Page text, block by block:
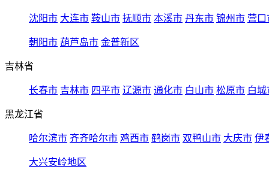
沈阳市 大连市 鞍山市 抚顺市 本溪市 丹东市 锦州市 营口
朝阳市 葫芦岛市 金普新区
吉林省
长春市 吉林市 四平市 辽源市 通化市 白山市 松原市 白城
黑龙江省
哈尔滨市 齐齐哈尔市 鸡西市 鹤岗市 双鸭山市 大庆市 伊
大兴安岭地区